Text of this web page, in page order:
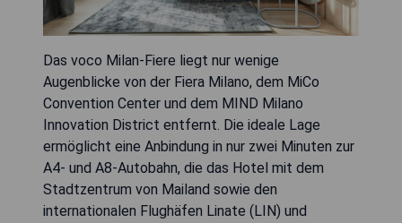
Das voco Milan-Fiere liegt nur wenige
Augenblicke von der Fiera Milano, dem MiCo
Convention Center und dem MIND Milano
Innovation District entfernt. Die ideale Lage
ermöglicht eine Anbindung in nur zwei Minuten zur
A4- und A8-Autobahn, die das Hotel mit dem
Stadtzentrum von Mailand sowie den
internationalen Flughäfen Linate (LIN) und